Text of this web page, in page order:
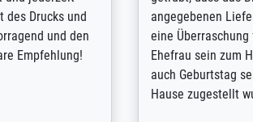
ein
habe ich bei
Auswahl der
Randentfernung,
Kontrast und
Kontaktperson per
Kunstdruck) wurde
sehr starke